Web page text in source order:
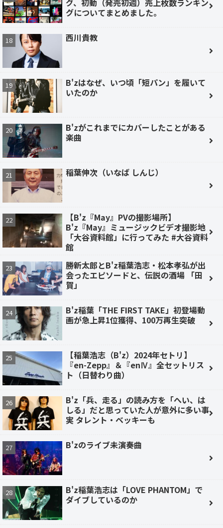
グ、初動（発売初週）売上枚数ランキン
グについてまとめました。
西川貴教
B'zはなぜ、いつ頃「短パン」を履いて
いたのか
B'zがこれまでにカバーしたことがある
楽曲
稲葉伸次（いなば しんじ）
【B'z『May』PVの撮影場所】
B'z『May』ミュージックビデオ撮影地
「大谷資料館」に行ってみた #大谷資料
館
勝新太郎とB'z稲葉浩志・松本孝弘が出
会ったエピソードと、伝説の酒場 「田
賀」
B'z稲葉「THE FIRST TAKE」初登場動
画が急上昇1位獲得、100万再生突破
【稲葉浩志（B'z）2024年セトリ】
『en-Zepp』＆『enⅣ』全セットリス
ト（日替わり曲）
B'z「兵、走る」の読み方を「へい、は
しる」だと思っていた人が意外に多い事
実 タレント・ベッキーも
B'zのライブ未演奏曲
B'z稲葉浩志は「LOVE PHANTOM」で
ダイブしているのか